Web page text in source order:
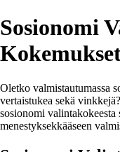
Sosionomi
Oletko valmistautumassa
vertaistukea sekä
sosionomi valintakokeesta
menestyksekkääseen